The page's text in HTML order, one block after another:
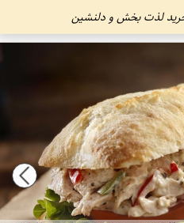
خرید لذت بخش و دلنشین